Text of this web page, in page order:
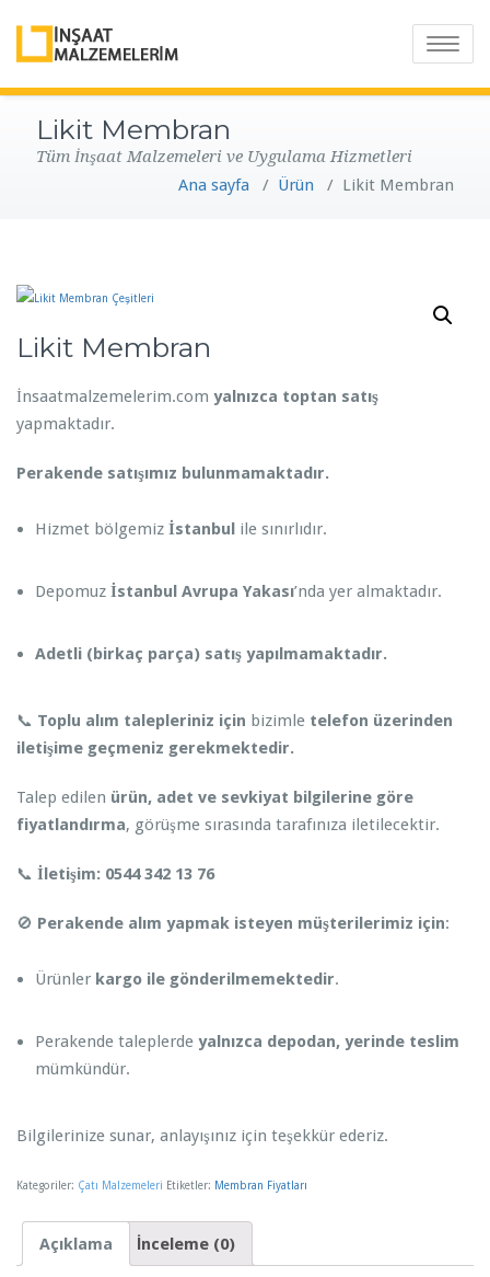
T
e
g
Likit Membran
Tüm İnşaat Malzemeleri ve Uygulama Hizmetleri
Ana sayfa / Ürün / Likit Membran
Likit Membran
İnsaatmalzemelerim.com yalnızca toptan satış
yapmaktadır.
Perakende satışımız bulunmamaktadır.
Hizmet bölgemiz İstanbul ile sınırlıdır.
Depomuz İstanbul Avrupa Yakası’nda yer almaktadır.
Adetli (birkaç parça) satış yapılmamaktadır.
📞 Toplu alım talepleriniz için bizimle telefon üzerinden
iletişime geçmeniz gerekmektedir.
Talep edilen ürün, adet ve sevkiyat bilgilerine göre
fiyatlandırma, görüşme sırasında tarafınıza iletilecektir.
📞 İletişim: 0544 342 13 76
🚫 Perakende alım yapmak isteyen müşterilerimiz için:
Ürünler kargo ile gönderilmemektedir.
Perakende taleplerde yalnızca depodan, yerinde teslim
mümkündür.
Bilgilerinize sunar, anlayışınız için teşekkür ederiz.
Kategoriler: Çatı Malzemeleri Etiketler: Membran Fiyatları
Açıklama İnceleme (0)